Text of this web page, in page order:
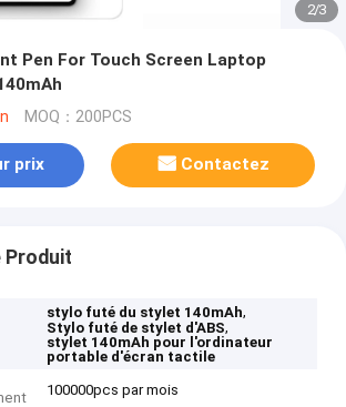
2/3
Pen For Touch Screen Laptop
MOQ：200PCS
prix Contactez
Produit
stylo futé du stylet 140mAh,
Stylo futé de stylet d'ABS,
stylet 140mAh pour l'ordinateur
portable d'écran tactile
100000pcs par mois